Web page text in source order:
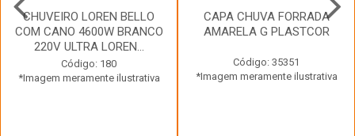
CHUVEIRO LOREN BELLO
COM CANO 4600W BRANCO
220V ULTRA LOREN...
Código: 180
*Imagem meramente ilustrativa
CAPA CHUVA FORRADA
AMARELA G PLASTCOR
Código: 35351
*Imagem meramente ilustrativa